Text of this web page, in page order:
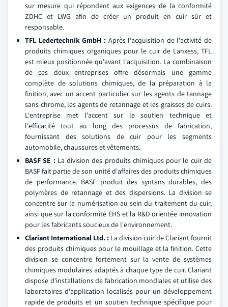
sur mesure qui répondent aux exigences de la conformité
ZDHC et LWG afin de créer un produit en cuir sûr et
responsable.
TFL Ledertechnik GmbH :Après l'acquisition de l'activité de
produits chimiques organiques pour le cuir de Lanxess, TFL
est mieux positionnée qu'avant l'acquisition. La combinaison
de ces deux entreprises offre désormais une gamme
complète de solutions chimiques, de la préparation à la
finition, avec un accent particulier sur les agents de tannage
sans chrome, les agents de retannage et les graisses de cuirs.
L'entreprise met l'accent sur le soutien technique et
l'efficacité tout au long des processus de fabrication,
fournissant des solutions de cuir pour les segments
automobile, chaussures et vêtements.
BASF SE :La division des produits chimiques pour le cuir de
BASF fait partie de son unité d'affaires des produits chimiques
de performance. BASF produit des syntans durables, des
polymères de retannage et des dispersions. La division se
concentre sur la numérisation au sein du traitement du cuir,
ainsi que sur la conformité EHS et la R&D orientée innovation
pour les fabricants soucieux de l'environnement.
Clariant International Ltd. : La division cuir de Clariant fournit
des produits chimiques pour le mouillage et la finition. Cette
division se concentre fortement sur la vente de systèmes
chimiques modulaires adaptés à chaque type de cuir. Clariant
dispose d'installations de fabrication mondiales et utilise des
laboratoires d'application localisés pour un développement
rapide de produits et un soutien technique spécifique pour